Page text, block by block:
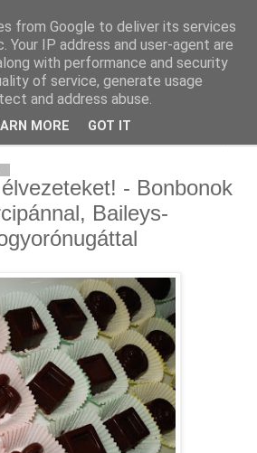
- Bonbonok
Baileys-
from Google to deliver its services
Your IP address and user-agent are
with performance and security
of service, generate usage
and address abuse.
MORE GOT IT